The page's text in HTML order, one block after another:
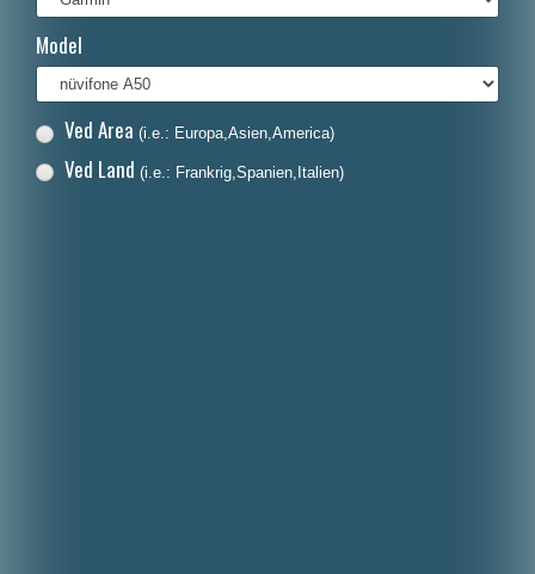
Italiano
Nederlands
Model
Ved Area (i.e.: Europa,Asien,America)
Ved Land (i.e.: Frankrig,Spanien,Italien)